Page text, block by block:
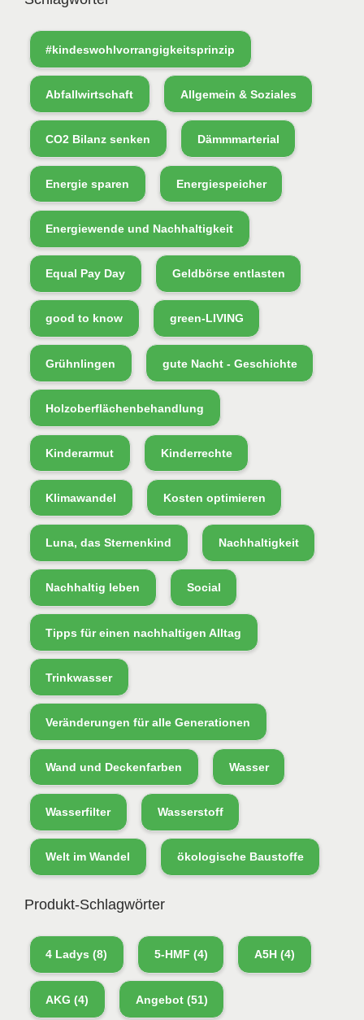
#kindeswohlvorrangigkeitsprinzip
Abfallwirtschaft Allgemein & Soziales
CO2 Bilanz senken Dämmmarterial
Energie sparen Energiespeicher
Energiewende und Nachhaltigkeit
Equal Pay Day Geldbörse entlasten
good to know green-LIVING
Grühnlingen gute Nacht - Geschichte
Holzoberflächenbehandlung
Kinderarmut Kinderrechte
Klimawandel Kosten optimieren
Luna, das Sternenkind Nachhaltigkeit
Nachhaltig leben Social
Tipps für einen nachhaltigen Alltag
Trinkwasser
Veränderungen für alle Generationen
Wand und Deckenfarben Wasser
Wasserfilter Wasserstoff
Welt im Wandel ökologische Baustoffe
Produkt-Schlagwörter
4 Ladys (8) 5-HMF (4) A5H(4)
AKG (4) Angebot(51)